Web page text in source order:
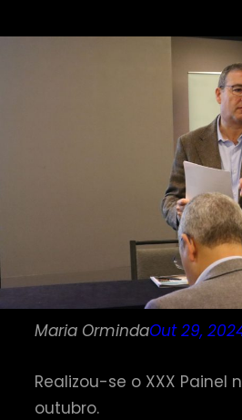
Maria OrmindaOut 29,
Realizou-se o XXX Painel
outubro.